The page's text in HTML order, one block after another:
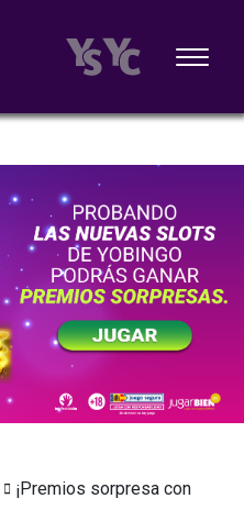
¡Premios sorpresa con